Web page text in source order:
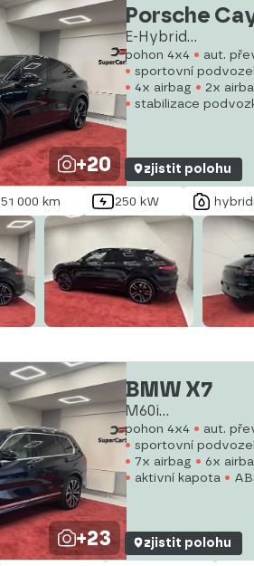
+20
Porsche
E-Hybrid
pohon 4x4
aut.
sportovní
4x airbag
2x
stabilizace
(ASR)
zjistit polohu
51 000 km 250 kW
+23
BMW X7
M60i
pohon 4x4
aut.
sportovní
7x airbag
6x
aktivní kapota
zjistit polohu